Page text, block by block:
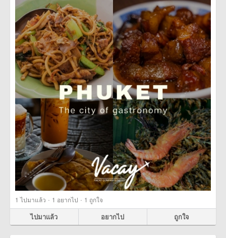
1 ไปมาแล้ว · 1 อยากไป · 1 ถูกใจ
ไปมาแล้ว อยากไป ถูกใจ